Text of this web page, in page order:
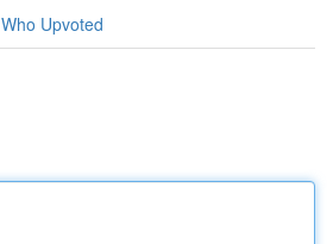
Who Upvoted